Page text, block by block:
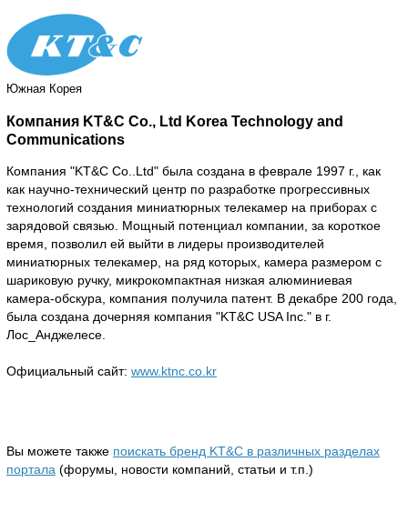
Южная Корея
Компания KT&C Co., Ltd Korea Technology and
Communications
Компания "KT&C Co..Ltd" была создана в феврале 1997 г., как
как научно-технический центр по разработке прогрессивных
технологий создания миниатюрных телекамер на приборах с
зарядовой связью. Мощный потенциал компании, за короткое
время, позволил ей выйти в лидеры производителей
миниатюрных телекамер, на ряд которых, камера размером с
шариковую ручку, микрокомпактная низкая алюминиевая
камера-обскура, компания получила патент. В декабре 200 года,
была создана дочерняя компания "KT&C USA Inc." в г.
Лос_Анджелесе.
Официальный сайт: www.ktnc.co.kr
Вы можете также поискать бренд KT&C в различных разделах
портала (форумы, новости компаний, статьи и т.п.)